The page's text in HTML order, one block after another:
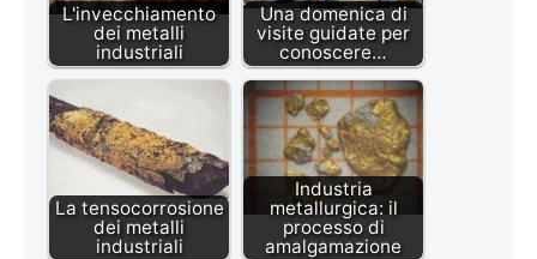
L'invecchiamento
dei metalli
industriali
Una domenica di
visite guidate per
conoscere…
La tensocorrosione
dei metalli
industriali
Industria
metallurgica: il
processo di
amalgamazione